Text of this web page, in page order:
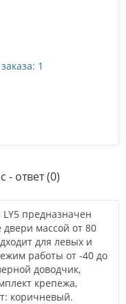
1
- ответ (0)
предназначен
двери массой от 80
для левых и
работы от -40 до
доводчик,
крепежа,
коричневый.